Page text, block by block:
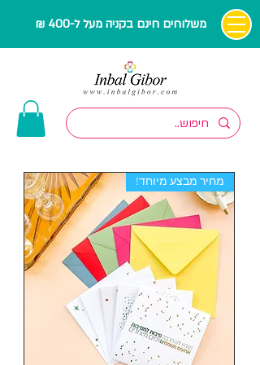
משלוחים חינם בקניה מעל ל-400 ₪
מחיר מבצע מיוחד!